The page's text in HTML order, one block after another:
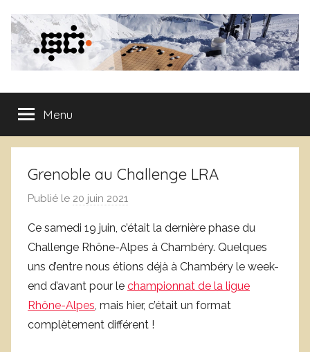
contenu
Club
de
Go
de
Grenoble
Menu
Grenoble au Challenge LRA
Publié le 20 juin 2021
r
c
l
u
b
g
Ce samedi 19 juin, c’était la dernière phase du
Challenge Rhône-Alpes à Chambéry. Quelques
uns d’entre nous étions déjà à Chambéry le week-
end d’avant pour le championnat de la ligue
Rhône-Alpes, mais hier, c’était un format
complètement différent !